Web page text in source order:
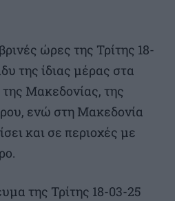
ώρες της Τρίτης 18-
της ίδιας μέρας στα
της Μακεδονίας, της
ενώ στη Μακεδονία
και σε περιοχές με
της Τρίτης 18-03-25